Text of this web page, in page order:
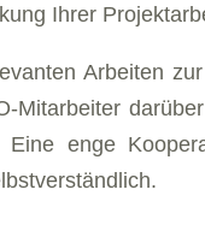
Ih­rer
Ar­bei­ten
Mit­ar­bei­ter
Ei­ne en­ge